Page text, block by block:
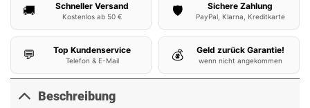
🚚 Schneller Versand
Kostenlos ab 50 € 🛡️ Sichere Zahlung
PayPal, Klarna, Kreditkarte
💬 Top Kundenservice
Telefon & E-Mail 💰 Geld zurück Garantie!
wenn nicht angekommen
Beschreibung